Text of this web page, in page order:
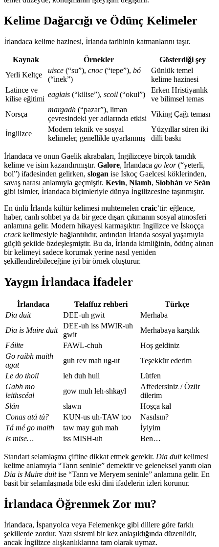
Kelime Dağarcığı ve Ödünç Kelimeler
İrlandaca kelime hazinesi, İrlanda tarihinin katmanlarını taşır.
Kaynak Örnekler
Gösterdiği şey
Yerli Keltçe
uisce (“su”), cnoc (“tepe”), bó
(“inek”)
Günlük temel
kelime hazinesi
Latince ve
kilise eğitimi
eaglais (“kilise”), scoil (“okul”)
Erken Hristiyanlık
ve bilimsel temas
Norsça
margadh (“pazar”), liman
çevresindeki yer adlarında etkisi
Viking Çağı teması
İngilizce
Modern teknik ve sosyal
kelimeler, genellikle uyarlanmış
Yüzyıllar süren iki
dilli baskı
İrlandaca ve onun Gaelik akrabaları, İngilizceye birçok tanıdık
kelime ve isim kazandırmıştır. Galore, İrlandaca go leor(“yeterli,
bol”) ifadesinden gelirken, slogan ise İskoç Gaelcesi köklerinden,
savaş narası anlamıyla geçmiştir. Kevin, Niamh, Siobhán ve Seán
gibi isimler, İrlandaca biçimleriyle dünya İngilizcesine taşınmıştır.
En ünlü İrlanda kültür kelimesi muhtemelen craic’tir: eğlence,
haber, canlı sohbet ya da bir gece dışarı çıkmanın sosyal atmosferi
anlamına gelir. Modern hikayesi karmaşıktır: İngilizce ve İskoçça
crackkelimesiyle bağlantılıdır, ardından İrlanda sosyal yaşamıyla
güçlü şekilde özdeşleşmiştir. Bu da, İrlanda kimliğinin, ödünç alınan
bir kelimeyi sadece korumak yerine nasıl yeniden
şekillendirebileceğine iyi bir örnek oluşturur.
Yaygın İrlandaca İfadeler
İrlandaca Telaffuz rehberi
Türkçe
Dia duit
DEE-uh gwit
Merhaba
Dia is Muire duit
DEE-uh iss MWIR-uh
gwit
Merhabaya karşılık
Fáilte
FAWL-chuh
Hoş geldiniz
Go raibh maith
agat
guh rev mah ug-ut
Teşekkür ederim
Le do thoil
leh duh hull
Lütfen
Gabh mo
leithscéal
gow muh leh-shkayl
Affedersiniz / Özür
dilerim
Slán
slawn
Hoşça kal
Conas atá tú?
KUN-us uh-TAW too
Nasılsın?
Tá mé go maith
taw may guh mah
İyiyim
Is mise…
iss MISH-uh Ben…
Standart selamlaşma çiftine dikkat etmek gerekir. Dia duitkelimesi
kelime anlamıyla “Tanrı seninle” demektir ve geleneksel yanıtı olan
Dia is Muire duitise “Tanrı ve Meryem seninle” anlamına gelir. En
basit bir selamlaşmada bile eski dini ifadelerin izleri korunur.
İrlandaca Öğrenmek Zor mu?
İrlandaca, İspanyolca veya Felemenkçe gibi dillere göre farklı
şekillerde zordur. Yazı sistemi bir kez anlaşıldığında düzenlidir,
ancak İngilizce alışkanlıklarına tam olarak uymaz.